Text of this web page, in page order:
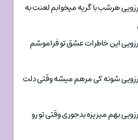
هرشب با گریه میخوابم لعنت به
این خاطرات عشق تو فراموشم
شونه کی مرهم میشه وقتی دلت
بهم میریزه بدجوری وقتی تو رو